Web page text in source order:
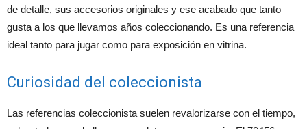
de detalle, sus accesorios originales y ese acabado que tanto
gusta a los que llevamos años coleccionando. Es una referencia
ideal tanto para jugar como para exposición en vitrina.
Curiosidad del coleccionista
Las referencias coleccionista suelen revalorizarse con el tiempo,